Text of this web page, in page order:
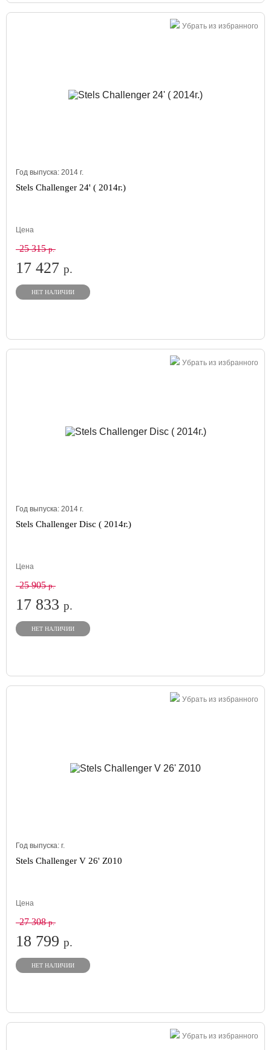
Убрать из избранного
Год выпуска: 2014 г.
Stels Challenger 24' ( 2014г.)
Цена
25 315р.
17 427 р.
НЕТ НАЛИЧИИ
Убрать из избранного
Год выпуска: 2014 г.
Stels Challenger Disc ( 2014г.)
Цена
25 905р.
17 833 р.
НЕТ НАЛИЧИИ
Убрать из избранного
Год выпуска: г.
Stels Challenger V 26' Z010
Цена
27 308р.
18 799 р.
НЕТ НАЛИЧИИ
Убрать из избранного